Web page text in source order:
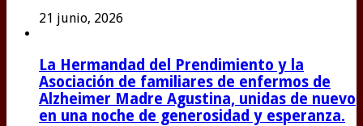
21 junio, 2026
La Hermandad del Prendimiento y la
Asociación de familiares de enfermos de
Alzheimer Madre Agustina, unidas de nuevo
en una noche de generosidad y esperanza.